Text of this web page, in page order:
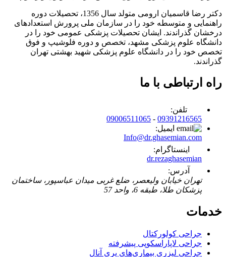
دکتر رضا قاسمیان ارومی متولد سال 1356، تحصیلات دوره
راهنمایی و متوسطه خود را در سازمان ملی پرورش استعدادهای
درخشان گذراندند. ایشان تحصیلات پزشکی عمومی خود را در
دانشگاه علوم پزشکی مشهد، تخصص و دوره فلوشیپ و فوق
تخصص خود را در دانشگاه علوم پزشکی شهید بهشتی تهران
گذراندند.
راه ارتباطی با ما
تلفن:
09391216565
-
09006511065
ایمیل:
Info@dr.ghasemian.com
اینستاگرام:
dr.rezaghasemian
آدرس:
تهران خیابان ولیعصر، ضلع غربی میدان عباسپور، ساختمان
پزشکان طلا، طبقه 6، واحد 57
خدمات
جراحی کولورکتال
جراحی لاپاراسکوپی پیشرفته
جراحی لیزری بیماری‌های پری آنال